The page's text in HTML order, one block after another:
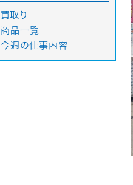
買取り
商品一覧
今週の仕事内容